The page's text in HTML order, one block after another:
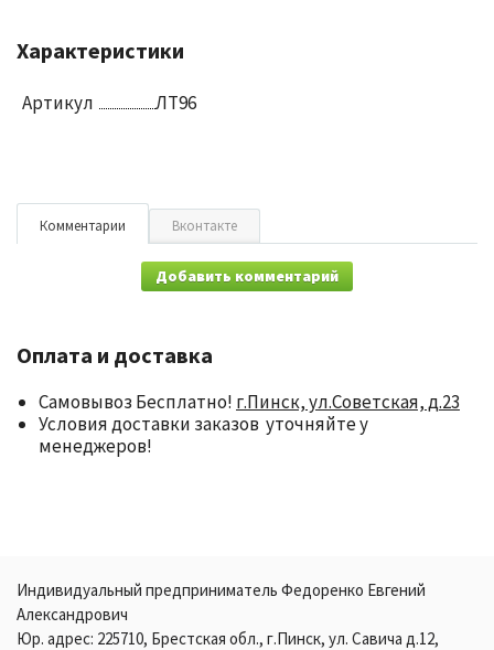
Характеристики
Артикул ЛТ96
Комментарии Вконтакте
Добавить комментарий
Оплата и доставка
Самовывоз Бесплатно! г.Пинск, ул.Советская, д.23
Условия доставки заказов уточняйте у
менеджеров!
Индивидуальный предприниматель Федоренко Евгений
Александрович
Юр. адрес: 225710, Брестская обл., г.Пинск, ул. Савича д.12,